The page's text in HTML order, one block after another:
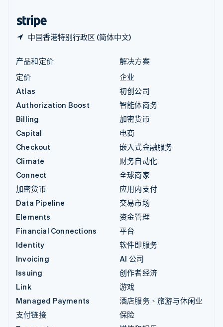
中国香港特别行政区 (简体中文)
产品和定价
定价
Atlas
Authorization Boost
Billing
Capital
Checkout
Climate
Connect
加密货币
Data Pipeline
Elements
Financial Connections
Identity
Invoicing
Issuing
Link
Managed Payments
支付链接
解决方案
企业
初创公司
智能体商务
加密货币
电商
嵌入式金融服务
财务自动化
全球商家
应用内支付
交易市场
资金管理
平台
软件即服务
AI 公司
创作者经济
游戏
酒店服务、旅游与休闲业
保险